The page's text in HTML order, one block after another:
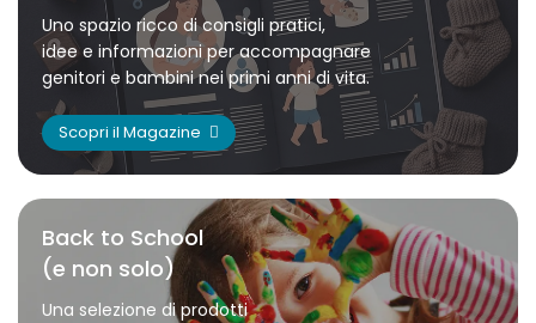
Uno spazio ricco di consigli pratici,
idee e informazioni per accompagnare
genitori e bambini nei primi anni di vita.
Scopri il Magazine
Back to School
(e non solo)
Una selezione di prodotti